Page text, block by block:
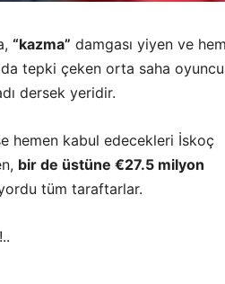
“kazma” damgası yiyen ve
tepki çeken orta saha
dersek yeridir.
hemen kabul edecekleri İskoç
bir de üstüne €27.5 milyon
tüm taraftarlar.